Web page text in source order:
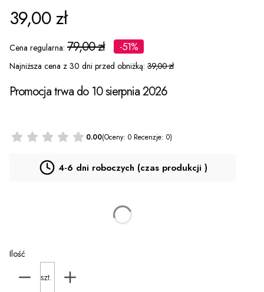
39,00 zł
Cena regularna: 79,00 zł -51%
Najniższa cena z 30 dni przed obniżką: 39,00 zł
Promocja trwa do 10 sierpnia 2026
0.00(Oceny: 0 Recenzje: 0)
4-6 dni roboczych (czas produkcji )
Personalizacja PROMOCJA za 9 zł
Ilość
szt.